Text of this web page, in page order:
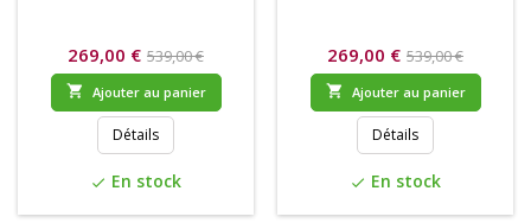
269,00 € 539,00 €
 Ajouter au panier
Détails
check En stock
269,00 € 539,00 €
 Ajouter au panier
Détails
check En stock